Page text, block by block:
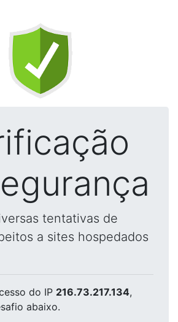
tentativas de
a sites hospedados
do IP 216.73.217.134,
abaixo.